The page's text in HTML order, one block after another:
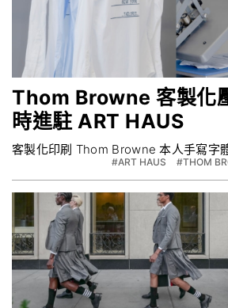
Thom Browne 客製化
時進駐 ART HAUS
客製化印刷 Thom Browne 本人手寫字
#ART HAUS #THOM